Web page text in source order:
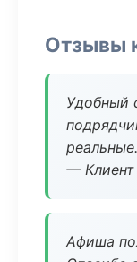
Отзывы
Удобный
реальные.
— Клиент
Афиша